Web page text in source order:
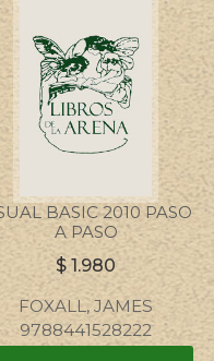
BASIC 2010 PASO
A PASO
$ 1.980
FOXALL, JAMES
9788441528222